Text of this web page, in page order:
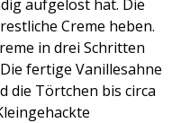
aufgelöst hat. Die
Creme heben.
in drei Schritten
fertige Vanillesahne
die Törtchen bis circa